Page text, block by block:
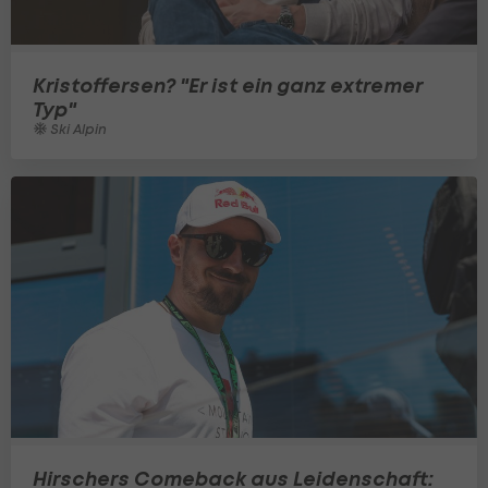
Kristoffersen? "Er ist ein ganz extremer
Typ"
Ski Alpin
Hirschers Comeback aus Leidenschaft: